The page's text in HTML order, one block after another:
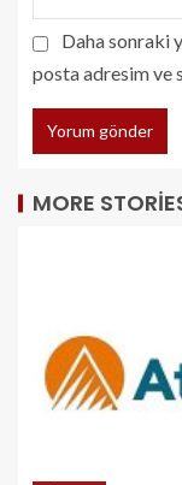
Daha sonraki
posta adresim ve
MORE